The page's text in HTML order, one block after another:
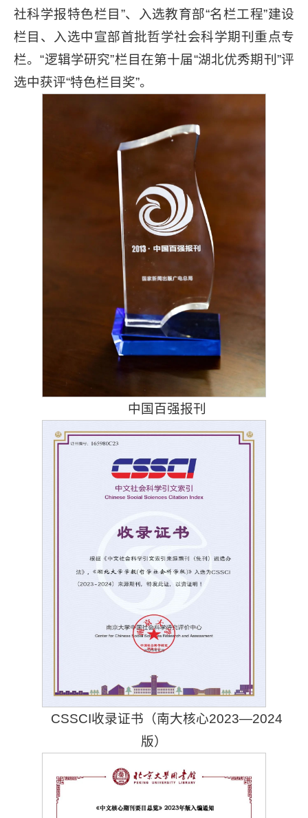
社科学报特色栏目”、入选教育部“名栏工程”建设
栏目、入选中宣部首批哲学社会科学期刊重点专
栏。“逻辑学研究”栏目在第十届“湖北优秀期刊”评
选中获评“特色栏目奖”。
中国百强报刊
CSSCI收录证书（南大核心2023—2024
版）